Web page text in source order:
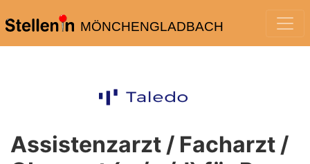
MÖNCHENGLADBACH
Assistenzarzt / Facharzt /